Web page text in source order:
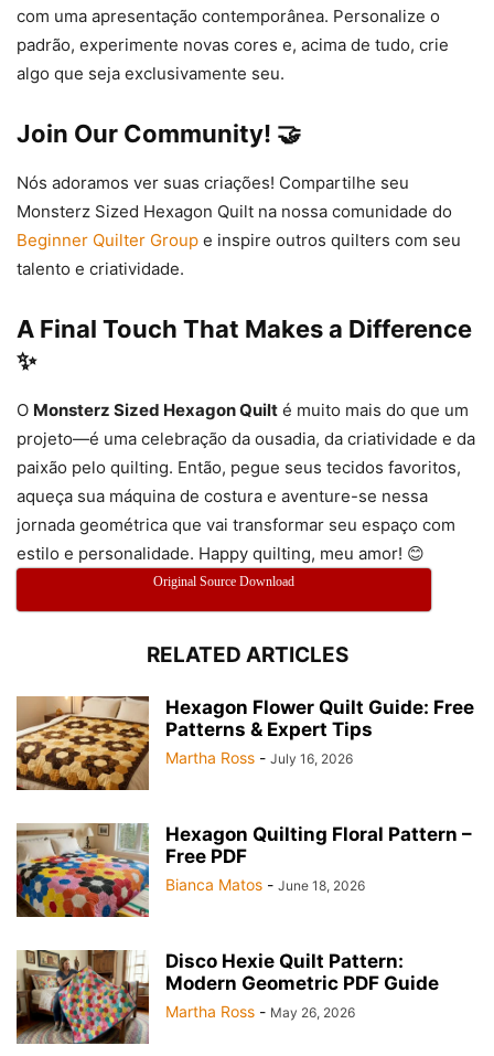
com uma apresentação contemporânea. Personalize o
padrão, experimente novas cores e, acima de tudo, crie
algo que seja exclusivamente seu.
Join Our Community! 🤝
Nós adoramos ver suas criações! Compartilhe seu
Monsterz Sized Hexagon Quilt na nossa comunidade do
Beginner Quilter Group e inspire outros quilters com seu
talento e criatividade.
A Final Touch That Makes a Difference
✨
O Monsterz Sized Hexagon Quilt é muito mais do que um
projeto—é uma celebração da ousadia, da criatividade e da
paixão pelo quilting. Então, pegue seus tecidos favoritos,
aqueça sua máquina de costura e aventure-se nessa
jornada geométrica que vai transformar seu espaço com
estilo e personalidade. Happy quilting, meu amor! 😊
Original Source Download
RELATED ARTICLES
Hexagon Flower Quilt Guide: Free
Patterns & Expert Tips
Martha Ross - July 16, 2026
Hexagon Quilting Floral Pattern –
Free PDF
Bianca Matos - June 18, 2026
Disco Hexie Quilt Pattern:
Modern Geometric PDF Guide
Martha Ross - May 26, 2026